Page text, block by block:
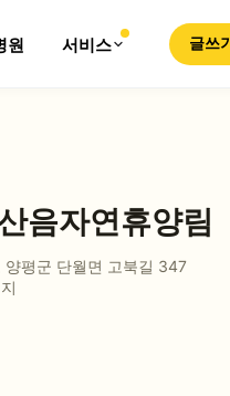
원 서비스 글쓰기
음자연휴양림
양평군 단월면 고북길 347